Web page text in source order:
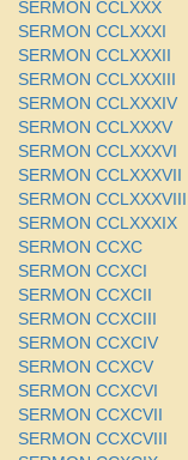
SERMON CCLXXX
SERMON CCLXXXI
SERMON CCLXXXII
SERMON CCLXXXIII
SERMON CCLXXXIV
SERMON CCLXXXV
SERMON CCLXXXVI
SERMON CCLXXXVII
SERMON CCLXXXVIII
SERMON CCLXXXIX
SERMON CCXC
SERMON CCXCI
SERMON CCXCII
SERMON CCXCIII
SERMON CCXCIV
SERMON CCXCV
SERMON CCXCVI
SERMON CCXCVII
SERMON CCXCVIII